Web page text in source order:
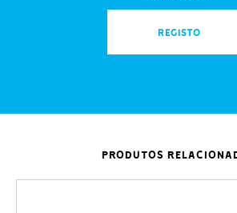
REGISTO
PRODUTOS